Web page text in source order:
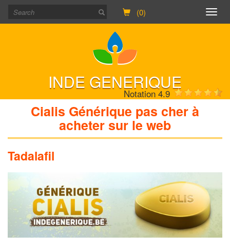
(0)
INDE GENERIQUE
Cialis Générique pas cher à
acheter sur le web
Tadalafil
Notation 4.9